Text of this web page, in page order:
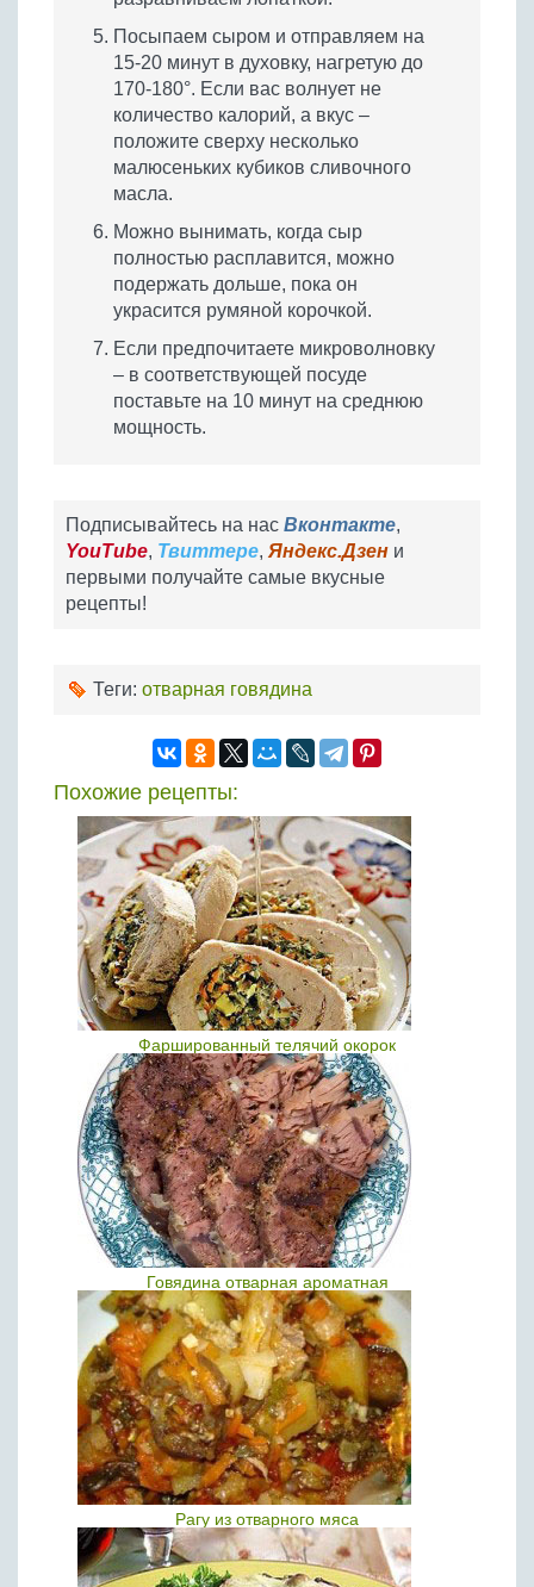
Посыпаем сыром и отправляем на
15-20 минут в духовку, нагретую до
170-180°. Если вас волнует не
количество калорий, а вкус –
положите сверху несколько
малюсеньких кубиков сливочного
масла.
Можно вынимать, когда сыр
полностью расплавится, можно
подержать дольше, пока он
украсится румяной корочкой.
Если предпочитаете микроволновку
– в соответствующей посуде
поставьте на 10 минут на среднюю
мощность.
Подписывайтесь на нас Вконтакте,
YouTube, Твиттере, Яндекс.Дзен и
первыми получайте самые вкусные
рецепты!
Теги: отварная говядина
Похожие рецепты:
Фаршированный телячий окорок
Говядина отварная ароматная
Рагу из отварного мяса